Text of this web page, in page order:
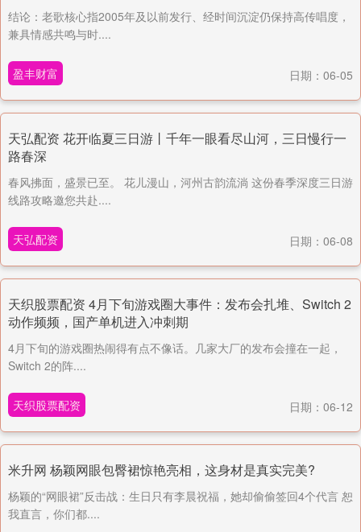
结论：老歌核心指2005年及以前发行、经时间沉淀仍保持高传唱度，
兼具情感共鸣与时....
盈丰财富 日期：06-05
天弘配资 花开临夏三日游丨千年一眼看尽山河，三日慢行一
路春深
春风拂面，盛景已至。 花儿漫山，河州古韵流淌 这份春季深度三日游
线路攻略邀您共赴....
天弘配资 日期：06-08
天织股票配资 4月下旬游戏圈大事件：发布会扎堆、Switch 2
动作频频，国产单机进入冲刺期
4月下旬的游戏圈热闹得有点不像话。几家大厂的发布会撞在一起，
Switch 2的阵....
天织股票配资 日期：06-12
米升网 杨颖网眼包臀裙惊艳亮相，这身材是真实完美?
杨颖的“网眼裙”反击战：生日只有李晨祝福，她却偷偷签回4个代言 恕
我直言，你们都....